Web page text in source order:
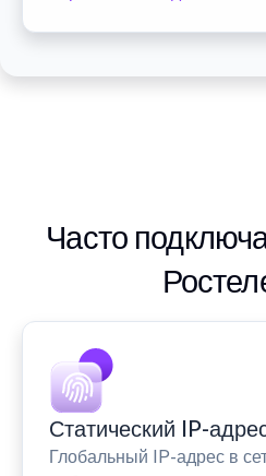
Часто
Статический IP-
Глобальный IP-адрес в